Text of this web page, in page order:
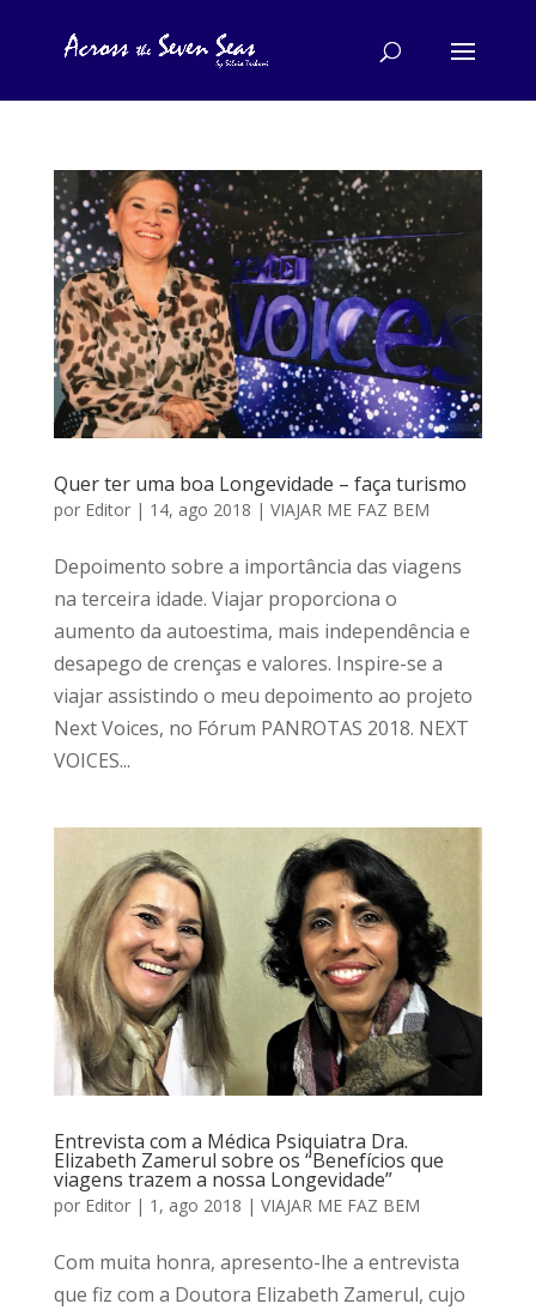
Quer ter uma boa Longevidade – faça turismo
por Editor| 14, ago 2018 | VIAJAR ME FAZ BEM
Depoimento sobre a importância das viagens
na terceira idade. Viajar proporciona o
aumento da autoestima, mais independência e
desapego de crenças e valores. Inspire-se a
viajar assistindo o meu depoimento ao projeto
Next Voices, no Fórum PANROTAS 2018. NEXT
VOICES...
Entrevista com a Médica Psiquiatra Dra.
Elizabeth Zamerul sobre os “Benefícios que
viagens trazem a nossa Longevidade”
por Editor| 1, ago 2018 | VIAJAR ME FAZ BEM
Com muita honra, apresento-lhe a entrevista
que fiz com a Doutora Elizabeth Zamerul, cujo